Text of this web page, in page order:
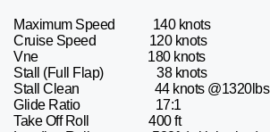
Maximum Speed 140 knots
Cruise Speed 120 knots
Vne 180 knots
Stall (Full Flap) 38 knots
Stall Clean 44 knots @1320lbs
Glide Ratio 17:1
Take Off Roll 400 ft